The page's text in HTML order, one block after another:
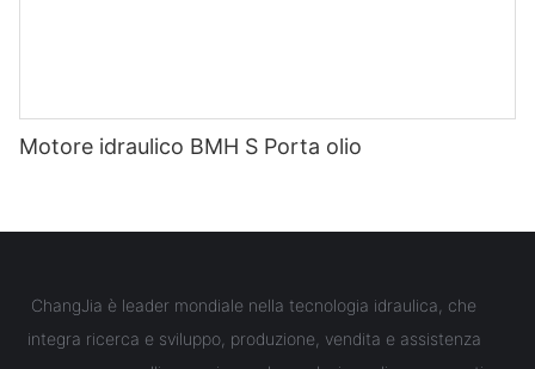
Motore idraulico BMH S Porta olio
ChangJia è leader mondiale nella tecnologia idraulica, che
integra ricerca e sviluppo, produzione, vendita e assistenza